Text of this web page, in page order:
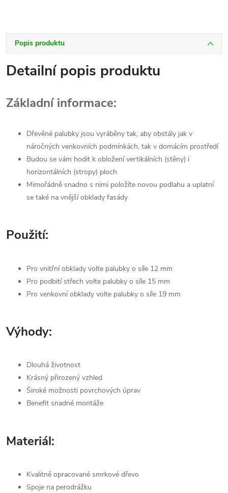
Popis produktu
Detailní popis produktu
Základní informace:
Dřevěné palubky jsou vyráběny tak, aby obstály jak v
náročných venkovních podmínkách, tak v domácím prostředí
Budou se vám hodit k obložení vertikálních (stěny) i
horizontálních (stropy) ploch
Mimořádně snadno s nimi položíte novou podlahu a uplatní
se také na vnější obklady fasády
Použití:
Pro vnitřní obklady volte palubky o síle 12 mm
Pro podbití střech volte palubky o síle 15 mm
Pro venkovní obklady volte palubky o síle 19 mm
Výhody:
Dlouhá životnost
Krásný přirozený vzhled
Široké možnosti povrchových úprav
Benefit snadné montáže
Materiál:
Kvalitně opracované smrkové dřevo
Spoje na perodrážku